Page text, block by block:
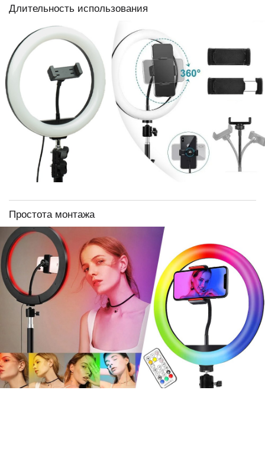
Длительность использования
Простота монтажа